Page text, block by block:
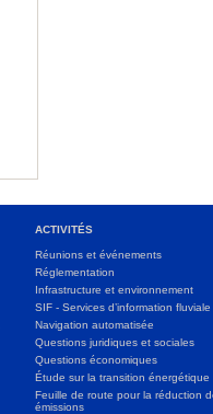
ACTIVITÉS
Réunions et événements
Réglementation
Infrastructure et environnement
SIF - Services d’information fluviale
Navigation automatisée
Questions juridiques et sociales
Questions économiques
Étude sur la transition énergétique
Feuille de route pour la réduction
émissions